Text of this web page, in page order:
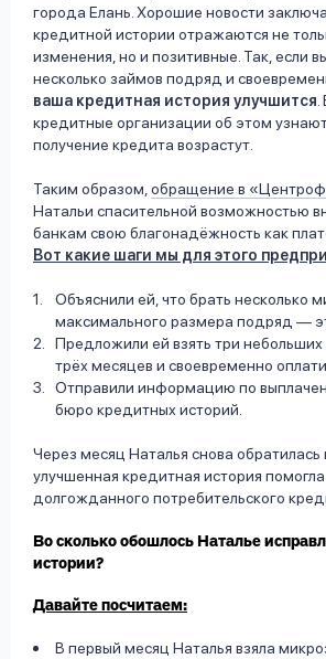
города Елань. Хорошие новости
кредитной истории отражаются не
изменения, но и позитивные. Так, если
несколько займов подряд и
ваша кредитная история улучшится
кредитные организации об этом
получение кредита возрастут.
Таким образом, обращение в
Натальи спасительной возможностью
банкам свою благонадёжность как
Вот какие шаги мы для этого
Объяснили ей, что брать несколько
максимального размера подряд —
Предложили ей взять три небольших
трёх месяцев и своевременно
Отправили информацию по
бюро кредитных историй.
Через месяц Наталья снова обратилась
улучшенная кредитная история
долгожданного потребительского
Во сколько обошлось Наталье
истории?
Давайте посчитаем:
В первый месяц Наталья взяла